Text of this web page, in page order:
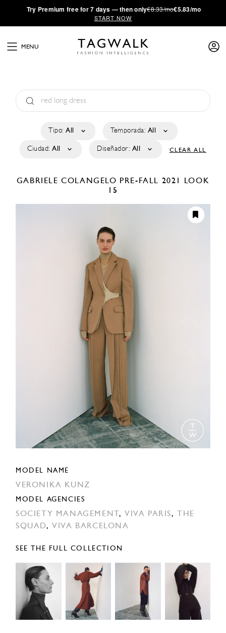
·Try Premium free for 7 days — then only€8.33/mo€5.83/mo
START NOW
MENU
Tipo: All Temporada: All
Ciudad: All Diseñador: All CLEAR ALL
GABRIELE COLANGELO PRE-FALL 2021
LOOK
15
MODEL NAME
VERONIKA KUNZ
MODEL AGENCIES
SOCIETY MANAGEMENT ,VIVA PARIS,
THE
SQUAD,VIVA BARCELONA
SEE THE FULL COLLECTION